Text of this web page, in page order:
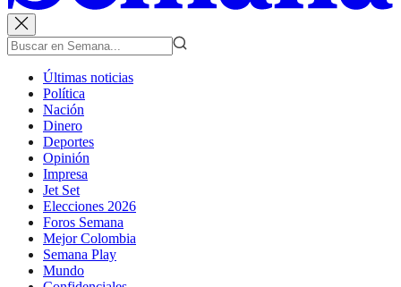
Últimas noticias
Política
Nación
Dinero
Deportes
Opinión
Impresa
Jet Set
Elecciones 2026
Foros Semana
Mejor Colombia
Semana Play
Mundo